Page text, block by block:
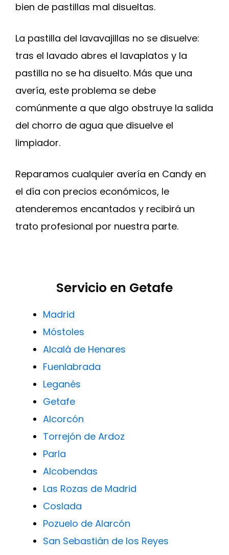
bien de pastillas mal disueltas.
La pastilla del lavavajillas no se disuelve:
tras el lavado abres el lavaplatos y la
pastilla no se ha disuelto. Más que una
avería, este problema se debe
comúnmente a que algo obstruye la salida
del chorro de agua que disuelve el
limpiador.
Reparamos cualquier avería en Candy en
el día con precios económicos, le
atenderemos encantados y recibirá un
trato profesional por nuestra parte.
Servicio en Getafe
Madrid
Móstoles
Alcalá de Henares
Fuenlabrada
Leganés
Getafe
Alcorcón
Torrejón de Ardoz
Parla
Alcobendas
Las Rozas de Madrid
Coslada
Pozuelo de Alarcón
San Sebastián de los Reyes